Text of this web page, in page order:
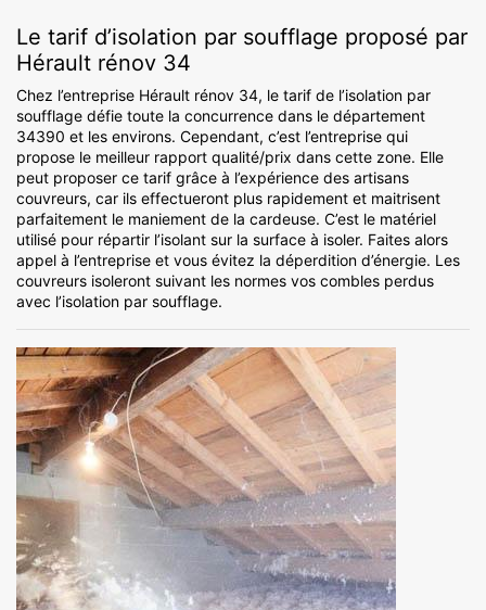
Le tarif d’isolation par soufflage proposé par
Hérault rénov 34
Chez l’entreprise Hérault rénov 34, le tarif de l’isolation par
soufflage défie toute la concurrence dans le département
34390 et les environs. Cependant, c’est l’entreprise qui
propose le meilleur rapport qualité/prix dans cette zone. Elle
peut proposer ce tarif grâce à l’expérience des artisans
couvreurs, car ils effectueront plus rapidement et maitrisent
parfaitement le maniement de la cardeuse. C’est le matériel
utilisé pour répartir l’isolant sur la surface à isoler. Faites alors
appel à l’entreprise et vous évitez la déperdition d’énergie. Les
couvreurs isoleront suivant les normes vos combles perdus
avec l’isolation par soufflage.